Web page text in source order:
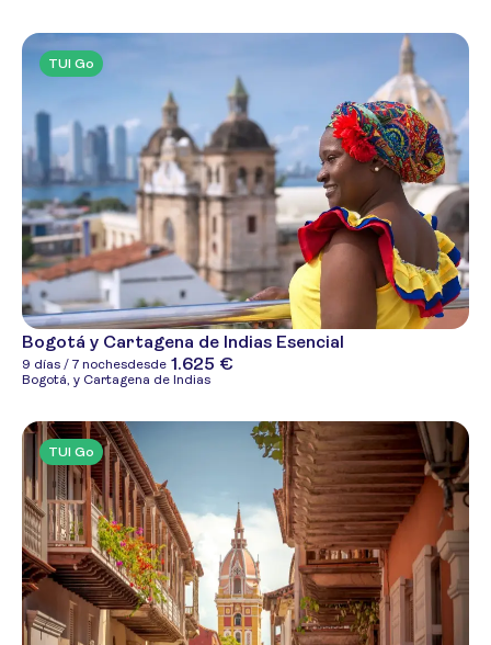
TUI Go
Bogotá y Cartagena de Indias Esencial
9 días / 7 nochesdesde 1.625 €
Bogotá, y Cartagena de Indias
TUI Go